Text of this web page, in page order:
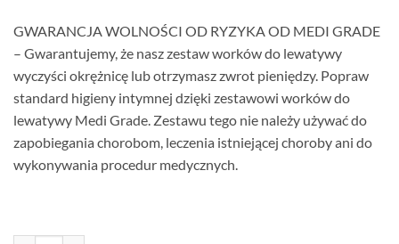
GWARANCJA WOLNOŚCI OD RYZYKA OD MEDI GRADE
– Gwarantujemy, że nasz zestaw worków do lewatywy
wyczyści okrężnicę lub otrzymasz zwrot pieniędzy. Popraw
standard higieny intymnej dzięki zestawowi worków do
lewatywy Medi Grade. Zestawu tego nie należy używać do
zapobiegania chorobom, leczenia istniejącej choroby ani do
wykonywania procedur medycznych.